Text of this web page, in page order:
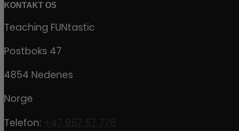
KONTAKT OS
Teaching FUNtastic
Postboks 47
4854 Nedenes
Norge
Telefon: